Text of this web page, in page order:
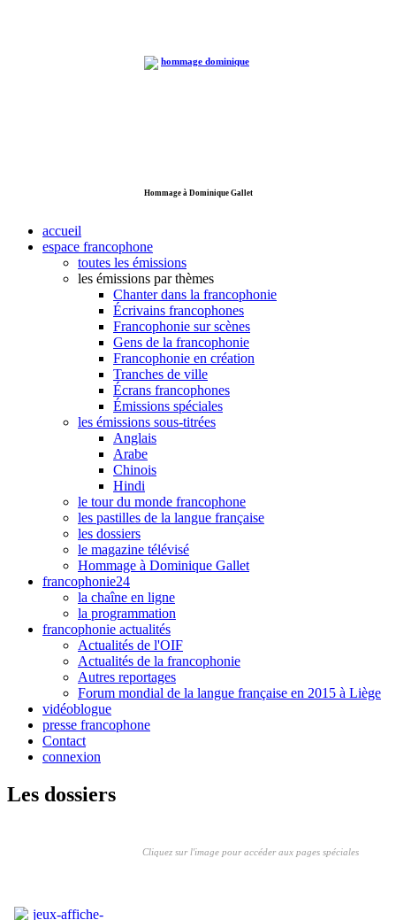
Hommage à Dominique Gallet
accueil
espace francophone
toutes les émissions
les émissions par thèmes
Chanter dans la francophonie
Écrivains francophones
Francophonie sur scènes
Gens de la francophonie
Francophonie en création
Tranches de ville
Écrans francophones
Émissions spéciales
les émissions sous-titrées
Anglais
Arabe
Chinois
Hindi
le tour du monde francophone
les pastilles de la langue française
les dossiers
le magazine télévisé
Hommage à Dominique Gallet
francophonie24
la chaîne en ligne
la programmation
francophonie actualités
Actualités de l'OIF
Actualités de la francophonie
Autres reportages
Forum mondial de la langue française en 2015 à Liège
vidéoblogue
presse francophone
Contact
connexion
Les dossiers
Cliquez sur l'image pour accéder aux pages spéciales